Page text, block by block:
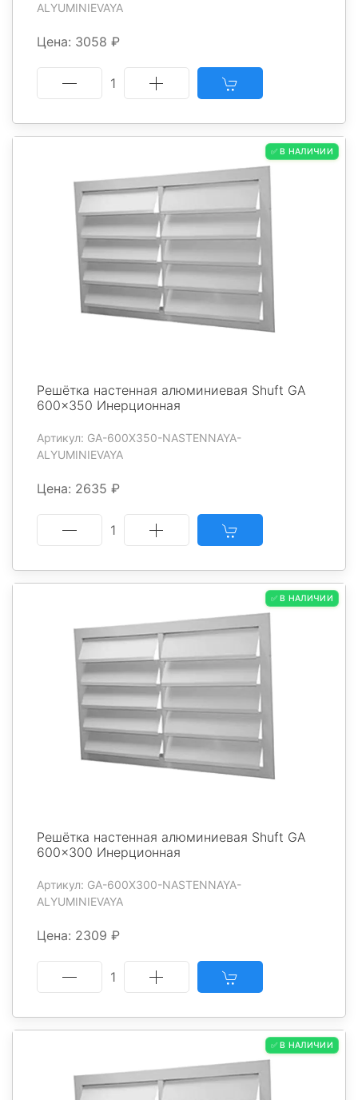
ALYUMINIEVAYA
Цена: 3058 ₽
1
✅ В НАЛИЧИИ
Решётка настенная алюминиевая Shuft GA
600x350 Инерционная
Артикул: GA-600X350-NASTENNAYA-
ALYUMINIEVAYA
Цена: 2635 ₽
1
✅ В НАЛИЧИИ
Решётка настенная алюминиевая Shuft GA
600x300 Инерционная
Артикул: GA-600X300-NASTENNAYA-
ALYUMINIEVAYA
Цена: 2309 ₽
1
✅ В НАЛИЧИИ